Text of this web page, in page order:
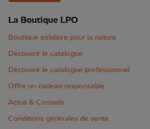
La Boutique LPO
Boutique solidaire pour la nature
Découvrir le catalogue
Découvrir le catalogue professionnel
Offrir un cadeau responsable
Actus & Conseils
Conditions générales de vente